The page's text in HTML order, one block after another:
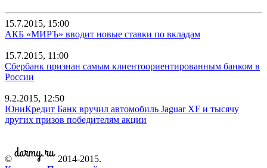
15.7.2015, 15:00
АКБ «МИРЪ» вводит новые ставки по вкладам
15.7.2015, 11:00
Сбербанк признан самым клиентоориентированным банком в
России
9.2.2015, 12:50
ЮниКредит Банк вручил автомобиль Jaguar XF и тысячу
других призов победителям акции
©
2014-2015.